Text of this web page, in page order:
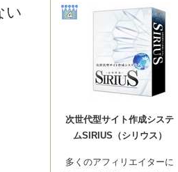
い
次世代型サイト作成システ
ムSIRIUS（シリウス）
多くのアフィリエイターに